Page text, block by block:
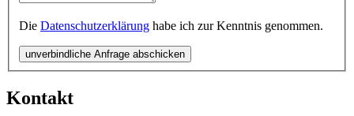
Die Datenschutzerklärung habe ich zur Kenntnis genommen.
unverbindliche Anfrage abschicken
Kontakt